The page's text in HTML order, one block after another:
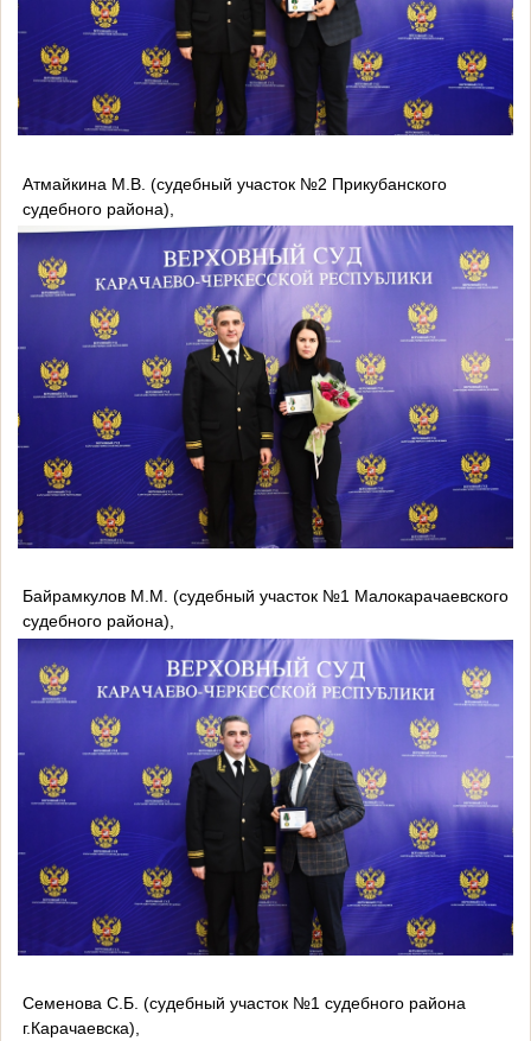
Атмайкина М.В. (судебный участок №2 Прикубанского
судебного района),
Байрамкулов М.М. (судебный участок №1 Малокарачаевского
судебного района),
Семенова С.Б. (судебный участок №1 судебного района
г.Карачаевска),